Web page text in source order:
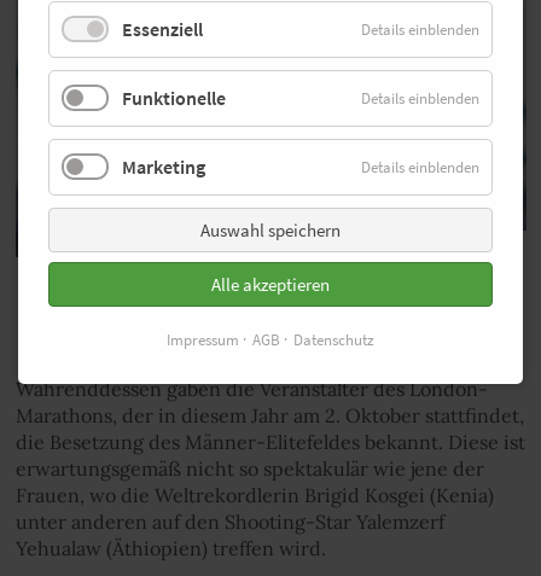
Kenenisa Bekele startet in London
Währenddessen gaben die Veranstalter des London-
Marathons, der in diesem Jahr am 2. Oktober stattfindet,
die Besetzung des Männer-Elitefeldes bekannt. Diese ist
erwartungsgemäß nicht so spektakulär wie jene der
Frauen, wo die Weltrekordlerin Brigid Kosgei (Kenia)
unter anderen auf den Shooting-Star Yalemzerf
Yehualaw (Äthiopien) treffen wird.
Essenziell Details einblenden
Funktionelle Details einblenden
Marketing Details einblenden
Auswahl speichern
Alle akzeptieren
Impressum AGB Datenschutz